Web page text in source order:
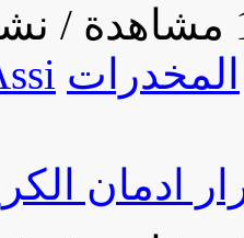
/
المخدرات
ادمان